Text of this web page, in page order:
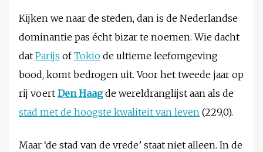
Kijken we naar de steden, dan is de Nederlandse
dominantie pas écht bizar te noemen. Wie dacht
dat Parijs ofTokio de ultieme leefomgeving
bood, komt bedrogen uit. Voor het tweede jaar op
rij voert Den Haagde wereldranglijst aan als de
stad met de hoogste kwaliteit van leven (229,0).
Maar ‘de stad van de vrede’ staat niet alleen. In de